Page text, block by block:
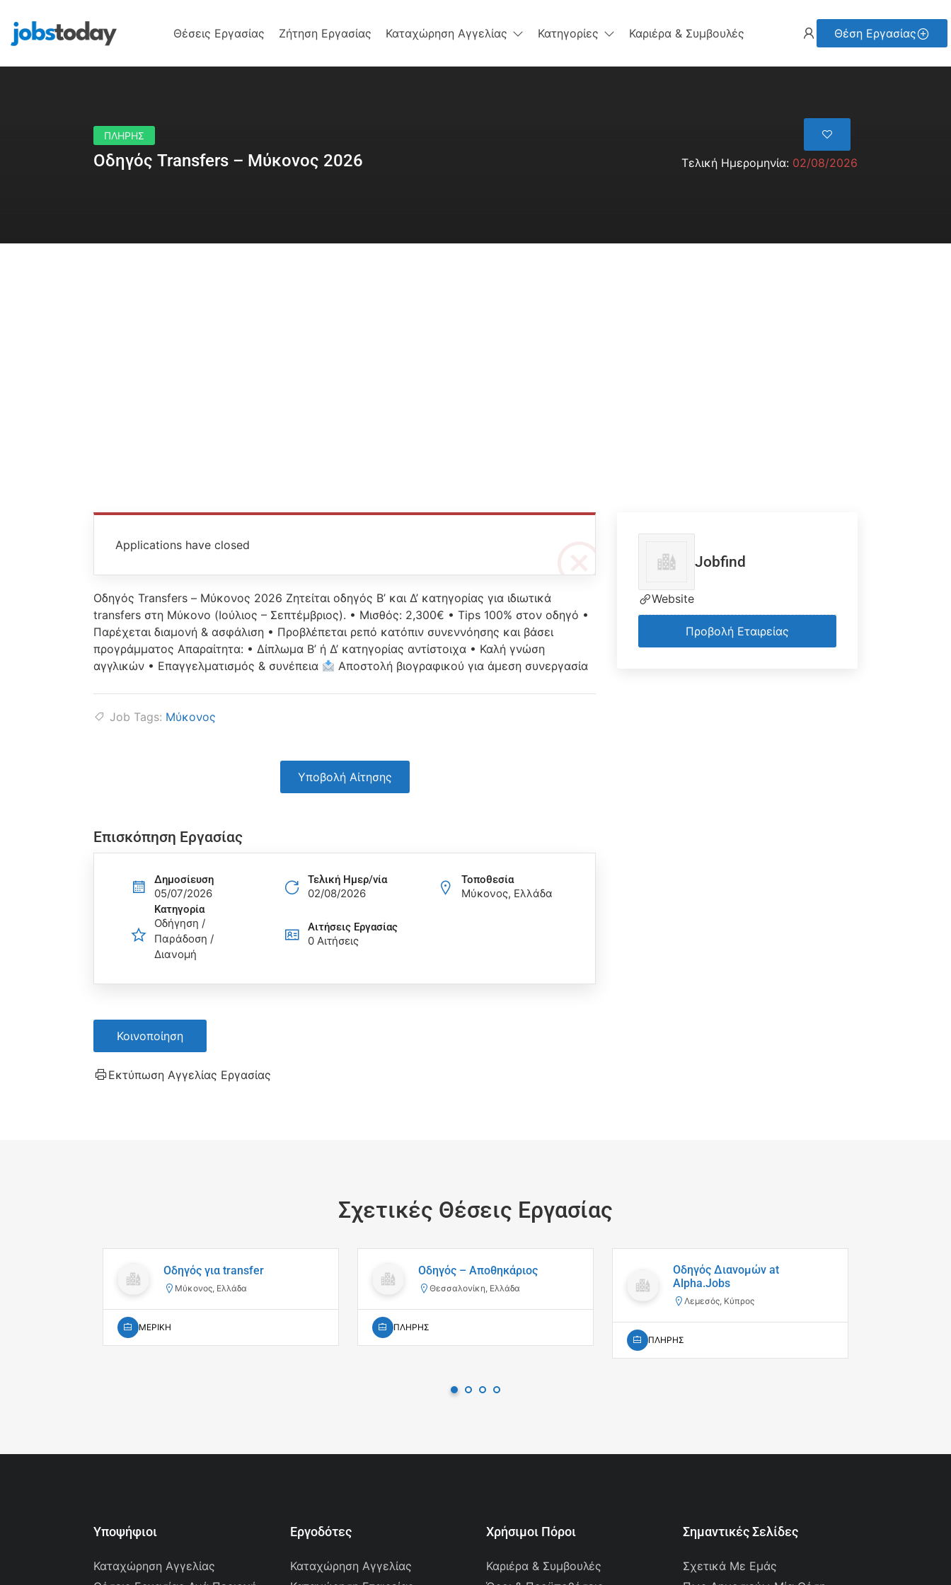
Θέσεις Εργασίας Ζήτηση Εργασίας Καταχώρηση Αγγελίας Κατηγορίες Καριέρα & Συμβουλές Θέση Εργασίας
ΠΛΗΡΗΣ
Οδηγός Transfers – Μύκονος 2026 Τελική Ημερομηνία: 02/08/2026
Applications have closed
Οδηγός Transfers – Μύκονος 2026 Ζητείται οδηγός Β’ και Δ’ κατηγορίας για ιδιωτικά
transfers στη Μύκονο (Ιούλιος – Σεπτέμβριος). • Μισθός: 2,300€ • Tips 100% στον οδηγό •
Παρέχεται διαμονή & ασφάλιση • Προβλέπεται ρεπό κατόπιν συνεννόησης και βάσει
προγράμματος Απαραίτητα: • Δίπλωμα Β’ ή Δ’ κατηγορίας αντίστοιχα • Καλή γνώση
αγγλικών • Επαγγελματισμός & συνέπεια
Αποστολή βιογραφικού για άμεση συνεργασία
Job Tags: Μύκονος
Υποβολή Αίτησης
Επισκόπηση Εργασίας
Δημοσίευση
05/07/2026
Τελική Ημερ/νία
02/08/2026
Τοποθεσία
Μύκονος, Ελλάδα
Κατηγορία
Οδήγηση /
Παράδοση /
Διανομή
Αιτήσεις Eργασίας
0 Αιτήσεις
Κοινοποίηση
Εκτύπωση Αγγελίας Εργασίας
Jobfind
Website
Προβολή Εταιρείας
Σχετικές Θέσεις Εργασίας
Οδηγός για transfer
Μύκονος, Ελλάδα
ΜΕΡΙΚΗ
Οδηγός – Αποθηκάριος
Θεσσαλονίκη, Ελλάδα
ΠΛΗΡΗΣ
Οδηγός Διανομών at
Alpha.Jobs
Λεμεσός, Κύπρος
ΠΛΗΡΗΣ
Υποψήφιοι
Καταχώρηση Αγγελίας
Εργοδότες
Καταχώρηση Αγγελίας
Χρήσιμοι Πόροι
Καριέρα & Συμβουλές
Σημαντικές Σελίδες
Σχετικά Με Εμάς